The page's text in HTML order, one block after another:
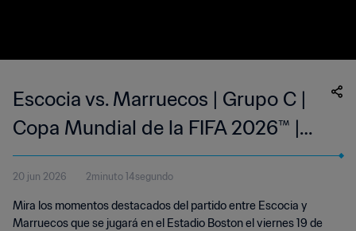
Escocia vs. Marruecos | Grupo C |
Copa Mundial de la FIFA 2026™ |
Resumen
20 jun 2026 2minuto 14segundo
Mira los momentos destacados del partido entre Escocia y
Marruecos que se jugará en el Estadio Boston el viernes 19 de